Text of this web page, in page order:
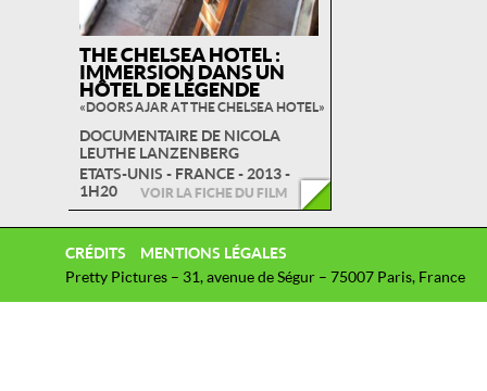
THE CHELSEA HOTEL :
IMMERSION DANS UN
HÔTEL DE LÉGENDE
« DOORS AJAR AT THE CHELSEA HOTEL »
DOCUMENTAIRE DE NICOLA
LEUTHE LANZENBERG
ETATS-UNIS - FRANCE - 2013 -
1H20
VOIR LA FICHE DU FILM
CRÉDITS
MENTIONS LÉGALES
Pretty Pictures – 31, avenue de Ségur – 75007 Paris, France